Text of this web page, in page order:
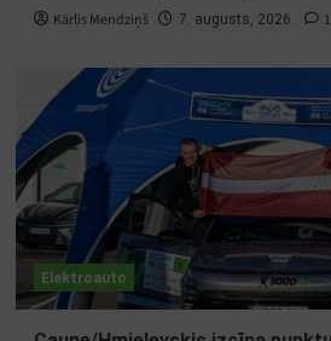
Kārlis Mendziņš 7. augusts, 2026. 1
Elektroauto